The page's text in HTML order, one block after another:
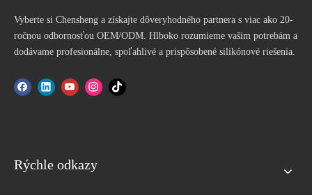
Vyberte si Chensheng a získajte dôveryhodného partnera s viac ako 20-
ročnou odbornosťou OEM/ODM. Hlboko rozumieme vašim potrebám a
dodávame profesionálne, spoľahlivé a prispôsobené silikónové riešenia.
Rýchle odkazy